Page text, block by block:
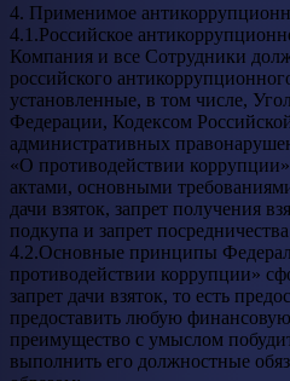
4. Применимое
4.1.Российское
Компания и все Сотрудники
российского
установленные, в том числе,
Федерации, Кодексом
административных
«О противодействии
актами, основными
дачи взяток, запрет получения
подкупа и запрет
4.2.Основные принципы
противодействии коррупции»
запрет дачи взяток, то есть
предоставить любую
преимущество с умыслом
выполнить его должностные